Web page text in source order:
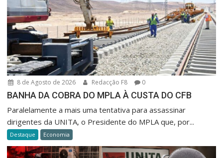
8 de Agosto de 2026 Redacção F8 0
BANHA DA COBRA DO MPLA À CUSTA DO CFB
Paralelamente a mais uma tentativa para assassinar
dirigentes da UNITA, o Presidente do MPLA que, por...
Destaque Economia